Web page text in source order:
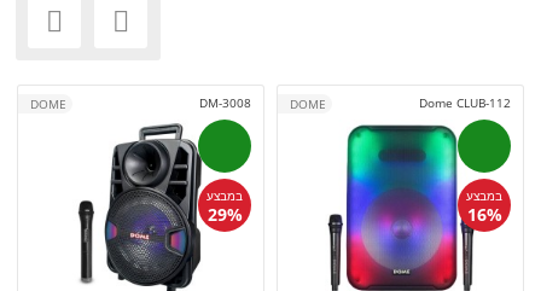


Dome CLUB-112
במבצע
16%
DOME
DM-3008
במבצע
29%
DOME